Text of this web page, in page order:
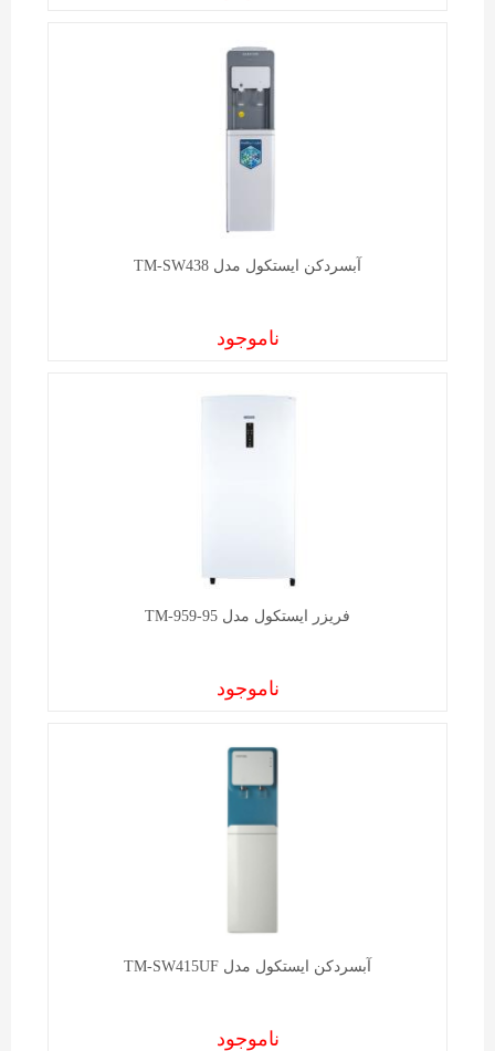
آبسردکن ايستکول مدل TM-SW438
ناموجود
فریزر ایستکول مدل TM-959-95
ناموجود
آبسردکن ايستکول مدل TM-SW415UF
ناموجود